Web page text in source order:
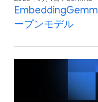
ープンモデル